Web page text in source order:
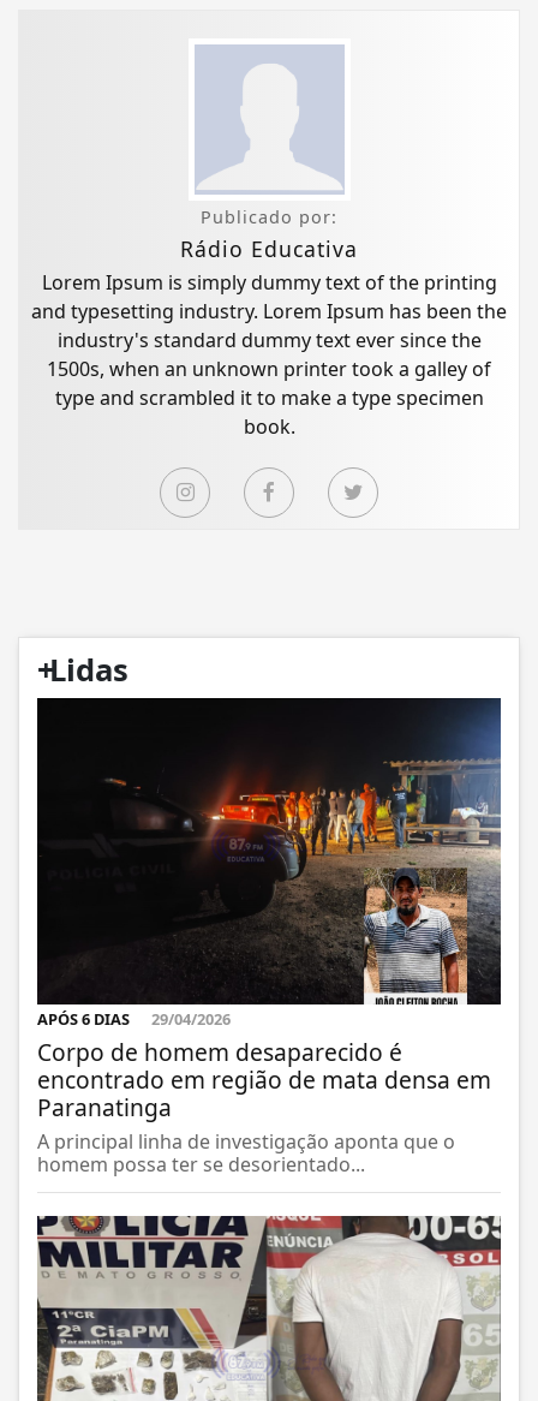
Publicado por:
Rádio Educativa
Lorem Ipsum is simply dummy text of the printing
and typesetting industry. Lorem Ipsum has been the
industry's standard dummy text ever since the
1500s, when an unknown printer took a galley of
type and scrambled it to make a type specimen
book.
+
Lidas
APÓS 6 DIAS 29/04/2026
Corpo de homem desaparecido é
encontrado em região de mata densa em
Paranatinga
A principal linha de investigação aponta que o
homem possa ter se desorientado...